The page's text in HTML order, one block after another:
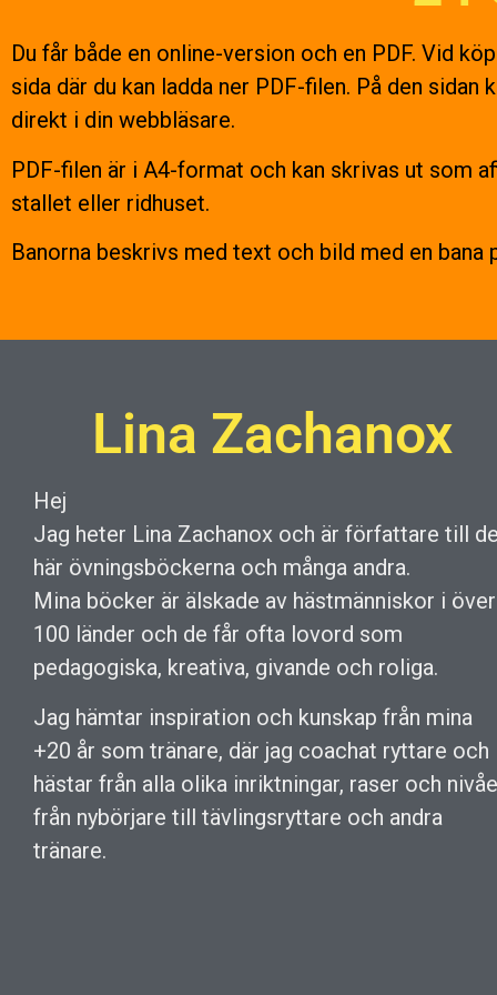
Du får både en online-version och en PDF. Vid
sida där du kan ladda ner PDF-filen. På den sidan
direkt i din webbläsare.
PDF-filen är i A4-format och kan skrivas ut som
stallet eller ridhuset.
Banorna beskrivs med text och bild med en bana
Lina Zachanox
Hej
Jag heter Lina Zachanox och är författare till
här övningsböckerna och många andra.
Mina böcker är älskade av hästmänniskor i över
100 länder och de får ofta lovord som
pedagogiska, kreativa, givande och roliga.
Jag hämtar inspiration och kunskap från mina
+20 år som tränare, där jag coachat ryttare och
hästar från alla olika inriktningar, raser och
från nybörjare till tävlingsryttare och andra
tränare.